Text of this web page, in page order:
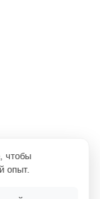
чтобы
опыт.